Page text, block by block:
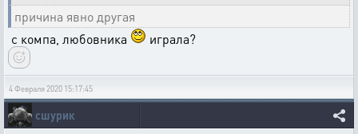
причина явно другая
с компа, любовника
играла?
4 Февраля 2020 15:17:45
сшурик